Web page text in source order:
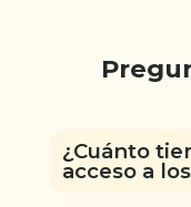
¿Cuánto
acceso a